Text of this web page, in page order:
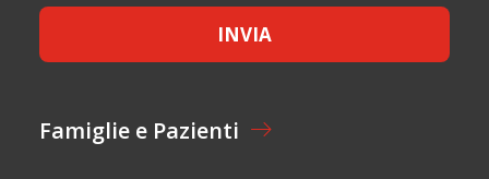
T
N
E
T
O
INVIA
Famiglie e Pazienti